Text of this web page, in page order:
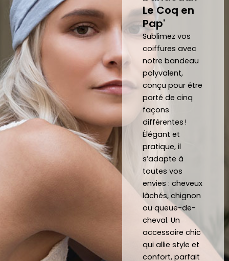
porté
la
crava
te 12
heure
man
de
répo
parfa
item
ent à
mes
atten
tes.
C’est
plaisir
pouv
porte
r des
noeu
noeu
d et
gratu
item
ent
Noeu
mesu
re.
Je
reco
mma
nde
forte
ment
!
Merci
Le Coq en
Pap'
Sublimez vos
coiffures avec
notre bandeau
polyvalent,
conçu pour être
porté de cinq
façons
différentes !
Élégant et
pratique, il
s’adapte à
toutes vos
envies : cheveux
lâchés, chignon
ou queue-de-
cheval. Un
accessoire chic
qui allie style et
confort, parfait